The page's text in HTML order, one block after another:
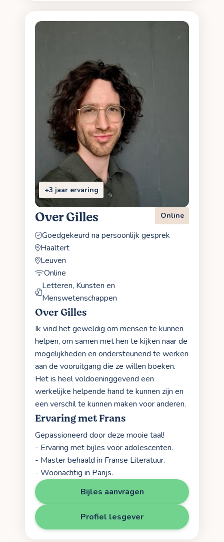
+3 jaar ervaring
Over Gilles Online
Goedgekeurd na persoonlijk gesprek
Haaltert
Leuven
Online
Letteren, Kunsten en
Menswetenschappen
Over Gilles
Ik vind het geweldig om mensen te kunnen
helpen, om samen met hen te kijken naar de
mogelijkheden en ondersteunend te werken
aan de vooruitgang die ze willen boeken.
Het is heel voldoeninggevend een
werkelijke helpende hand te kunnen zijn en
een verschil te kunnen maken voor anderen.
Ervaring met Frans
Gepassioneerd door deze mooie taal!
- Ervaring met bijles voor adolescenten.
- Master behaald in Franse Literatuur.
- Woonachtig in Parijs.
Bijles aanvragen
Profiel lesgever